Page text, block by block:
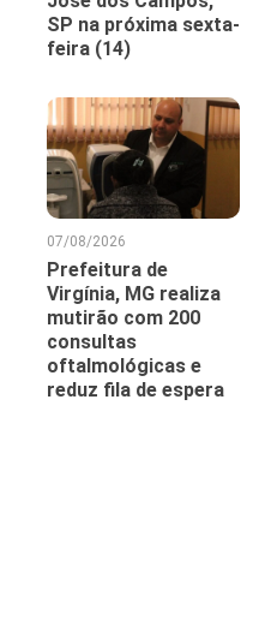
SP na próxima sexta-
feira (14)
07/08/2026
Prefeitura de
Virgínia, MG realiza
mutirão com 200
consultas
oftalmológicas e
reduz fila de espera